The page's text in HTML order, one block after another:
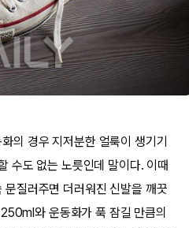
의 경우 지저분한 얼룩이 생기기
수도 없는 노릇인데 말이다. 이때
질러주면 더러워진 신발을 깨끗
와 운동화가 푹 잠길 만큼의